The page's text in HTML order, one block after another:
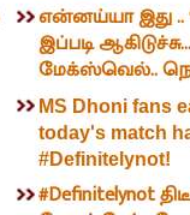
என்னய்யா இது ..
இப்படி
மேக்ஸ்வெல்..
MS Dhoni fans
today's match
#Definitelynot!
#Definitelynot